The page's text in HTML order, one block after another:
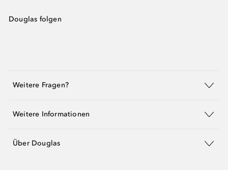
Douglas folgen
Weitere Fragen?
Weitere Informationen
Über Douglas